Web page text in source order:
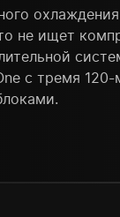
не ищет
с тремя 120-